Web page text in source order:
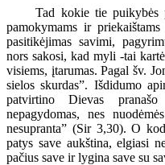
Tad kokie tie puikybės
pamokymams ir
pasitikėjimas savimi,
nors sakosi, kad myli -tai
visiems, įtarumas. Pagal šv.
sielos skurdas”. Išdidumo
patvirtino Dievas
nepagydomas, nes
nesupranta” (Sir 3,30). O
patys save aukština, elgiasi
pačius save ir lygina save su